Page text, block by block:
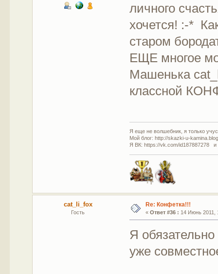
личного
хочется! :-*
старом
ЕЩЕ многое
Машенька
классной
Я еще не волшебник, я только
Мой блог: http://skazki-u-
Я ВК: https://vk.com/id187887278 и
cat_li_fox
Гость
Re: Конфетка!!!
« Ответ #36 : 14 Июнь 2011,
Я
уже